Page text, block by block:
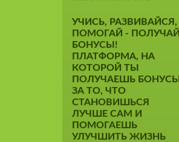
УЧИСЬ, РАЗВИВАЙСЯ,
ПОМОГАЙ - ПОЛУЧАЙ
БОНУСЫ!
ПЛАТФОРМА, НА
КОТОРОЙ ТЫ
ПОЛУЧАЕШЬ БОНУСЫ
ЗА ТО, ЧТО
СТАНОВИШЬСЯ
ЛУЧШЕ САМ И
ПОМОГАЕШЬ
УЛУЧШИТЬ ЖИЗНЬ